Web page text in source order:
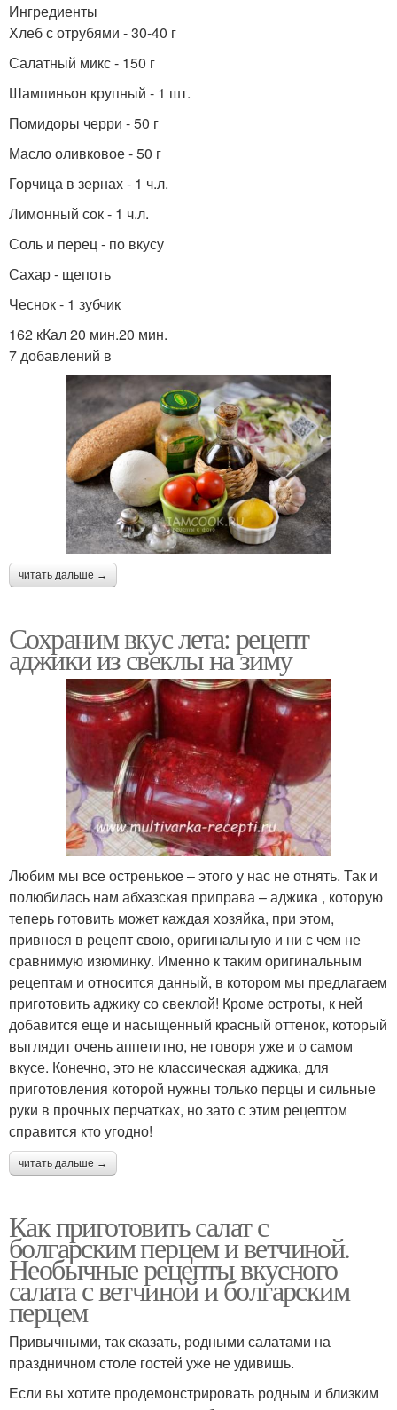
Ингредиенты
Хлеб с отрубями - 30-40 г
Салатный микс - 150 г
Шампиньон крупный - 1 шт.
Помидоры черри - 50 г
Масло оливковое - 50 г
Горчица в зернах - 1 ч.л.
Лимонный сок - 1 ч.л.
Соль и перец - по вкусу
Сахар - щепоть
Чеснок - 1 зубчик
162 кКал 20 мин.20 мин.
7 добавлений в
читать дальше →
Сохраним вкус лета: рецепт
аджики из свеклы на зиму
Любим мы все остренькое – этого у нас не отнять. Так и
полюбилась нам абхазская приправа – аджика , которую
теперь готовить может каждая хозяйка, при этом,
привнося в рецепт свою, оригинальную и ни с чем не
сравнимую изюминку. Именно к таким оригинальным
рецептам и относится данный, в котором мы предлагаем
приготовить аджику со свеклой! Кроме остроты, к ней
добавится еще и насыщенный красный оттенок, который
выглядит очень аппетитно, не говоря уже и о самом
вкусе. Конечно, это не классическая аджика, для
приготовления которой нужны только перцы и сильные
руки в прочных перчатках, но зато с этим рецептом
справится кто угодно!
читать дальше →
Как приготовить салат с
болгарским перцем и ветчиной.
Необычные рецепты вкусного
салата с ветчиной и болгарским
перцем
Привычными, так сказать, родными салатами на
праздничном столе гостей уже не удивишь.
Если вы хотите продемонстрировать родным и близким